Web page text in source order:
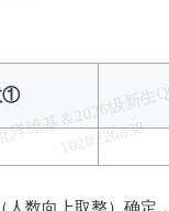
①
人数向上取整）确定
维
8